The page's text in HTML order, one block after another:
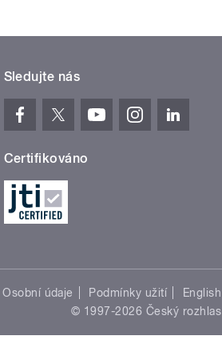
Sledujte nás
Certifikováno
Osobní údaje Podmínky užití
English
© 1997-2026 Český rozhlas